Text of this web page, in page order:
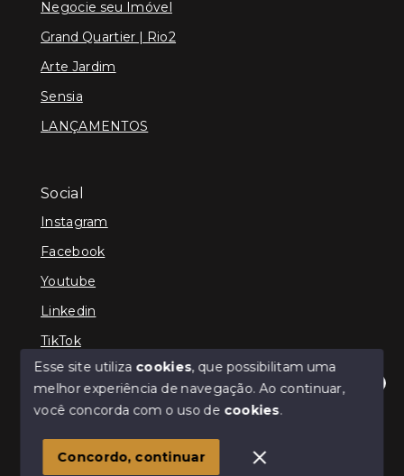
Olá! Estamos disponíveis para te ajudar.
Negocie seu Imóvel
Grand Quartier | Rio2
Arte Jardim
Sensia
LANÇAMENTOS
Social
Instagram
Facebook
Youtube
Linkedin
TikTok
© Copyright 2026 - TEFE IMÓVEIS - Todos os direitos
SITE PARA IMOBILIARIA
Esse site utiliza cookies, que possibilitam uma
melhor experiência de navegação.Ao continuar,
você concorda com o uso de cookies.
Concordo, continuar